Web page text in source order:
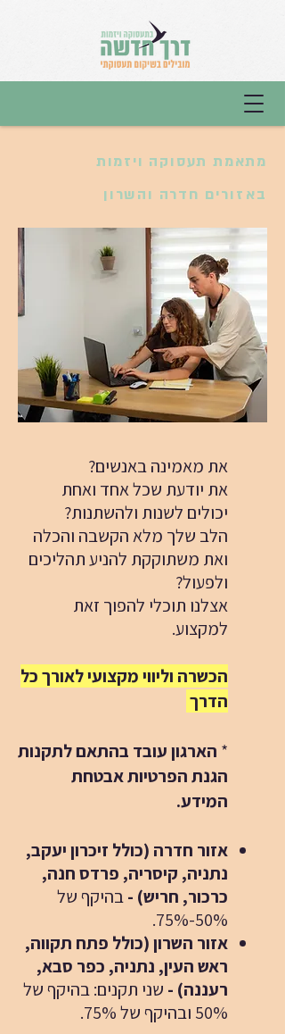
מתאמת תעסוקה ויזמות
באזורים חדרה והשרון
את מאמינה באנשים?
את יודעת שכל אחד ואחת
יכולים לשנות ולהשתנות?
הלב שלך מלא הקשבה והכלה
ואת משתוקקת להניע תהליכים
ולפעול?
אצלנו תוכלי להפוך זאת
למקצוע.
הכשרה וליווי מקצועי לאורך כל
הדרך
* הארגון עובד בהתאם לתקנות
הגנת הפרטיות אבטחת
המידע.
אזור חדרה (כולל זיכרון יעקב,
נתניה, קיסריה, פרדס חנה,
כרכור, חריש) -בהיקף של
50%-75%.
אזור השרון (כולל פתח תקווה,
ראש העין, נתניה, כפר סבא,
רעננה) - שני תקנים: בהיקף של
50% ובהיקף של 75%.